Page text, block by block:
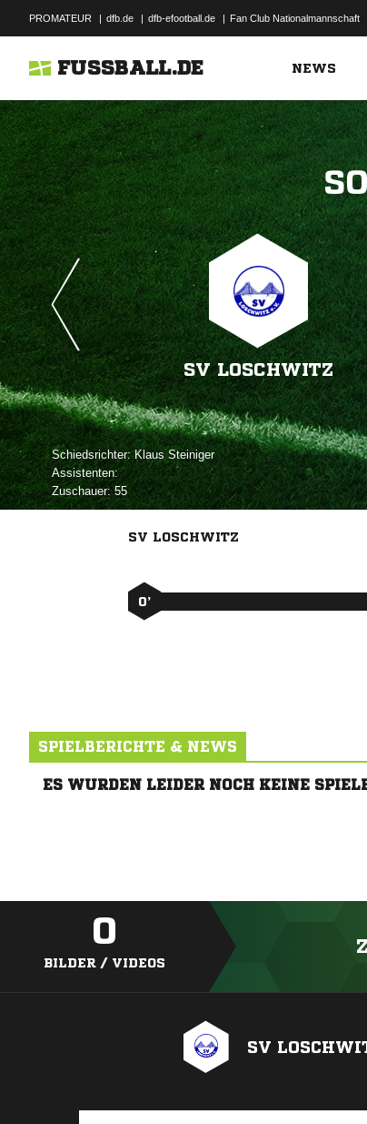
PROMATEUR | dfb.de | dfb-efootball.de | Fan Club Nationalmannschaft
FUSSBALL.DE NEWS
SV LOSCHWITZ
Schiedsrichter: 
Assistenten:
Zuschauer:55
SV LOSCHWITZ
0’
SPIELBERICHTE & NEWS
ES WURDEN LEIDER NOCH KEINE
0
BILDER / VIDEOS
SV